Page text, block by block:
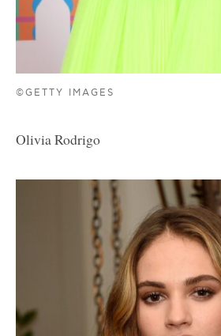
©GETTY IMAGES
Olivia Rodrigo